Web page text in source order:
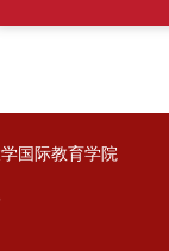
国际教育学院